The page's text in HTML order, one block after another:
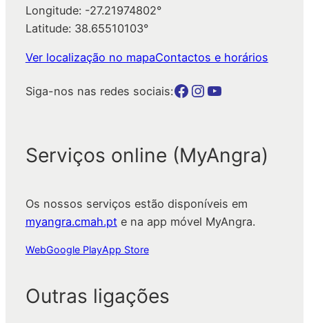
Longitude: -27.21974802°
Latitude: 38.65510103°
Ver localização no mapaContactos e horários
Siga-nos nas redes sociais:Botão para a página da autarquia no Facebook Botão para a página da autarquia no Instagram Botão para a página da autarquia no Youtube
Serviços online (MyAngra)
Os nossos serviços estão disponíveis em
myangra.cmah.pte na app móvel MyAngra.
WebGoogle PlayApp Store
Outras ligações